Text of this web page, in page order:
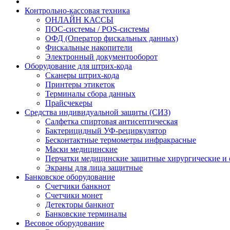
Контрольно-кассовая техника
ОНЛАЙН КАССЫ
ПОС-системы / POS-системы
ОФД (Оператор фискальных данных)
Фискальные накопители
Электронный документооборот
Оборудование для штрих-кода
Сканеры штрих-кода
Принтеры этикеток
Терминалы сбора данных
Прайсчекеры
Средства индивидуальной защиты (СИЗ)
Салфетка спиртовая антисептическая
Бактерицидный УФ-рециркулятор
Бесконтактные термометры инфракрасные
Маски медицинские
Перчатки медицинские защитные хирургические и
Экраны для лица защитные
Банковское оборудование
Счетчики банкнот
Счетчики монет
Детекторы банкнот
Банковские терминалы
Весовое оборудование